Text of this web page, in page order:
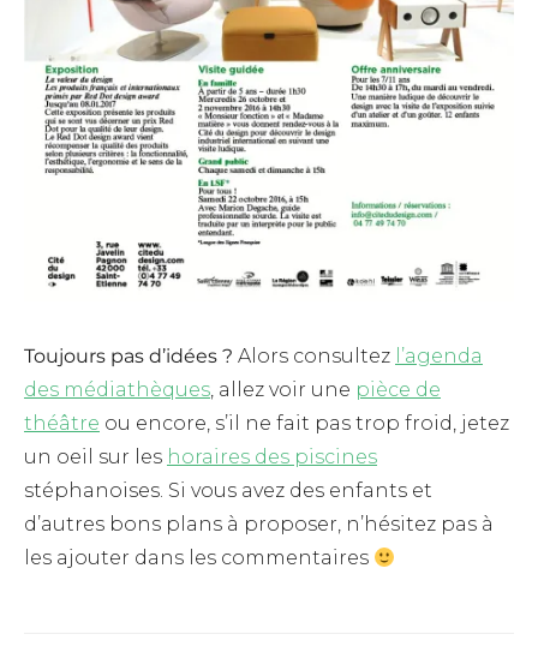
Toujours pas d’idées ? Alors consultez l’agenda
des médiathèques, allez voir une pièce de
théâtre ou encore, s’il ne fait pas trop froid, jetez
un oeil sur les horaires des piscines
stéphanoises. Si vous avez des enfants et
d’autres bons plans à proposer, n’hésitez pas à
les ajouter dans les commentaires